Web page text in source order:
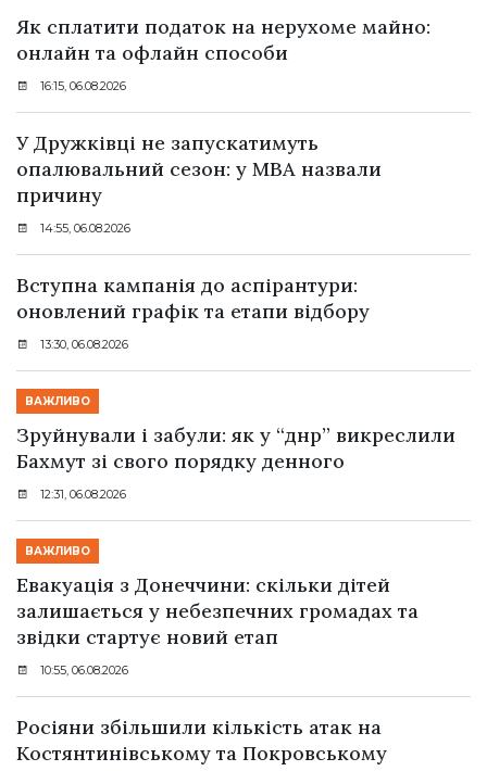
Як сплатити податок на нерухоме майно:
онлайн та офлайн способи
16:15, 06.08.2026
У Дружківці не запускатимуть
опалювальний сезон: у МВА назвали
причину
14:55, 06.08.2026
Вступна кампанія до аспірантури:
оновлений графік та етапи відбору
13:30, 06.08.2026
ВАЖЛИВО
Зруйнували і забули: як у “днр” викреслили
Бахмут зі свого порядку денного
12:31, 06.08.2026
ВАЖЛИВО
Евакуація з Донеччини: скільки дітей
залишається у небезпечних громадах та
звідки стартує новий етап
10:55, 06.08.2026
Росіяни збільшили кількість атак на
Костянтинівському та Покровському